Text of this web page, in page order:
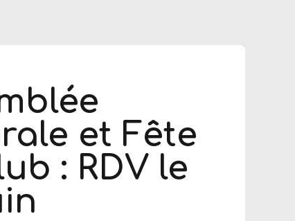
et Fête
: RDV le